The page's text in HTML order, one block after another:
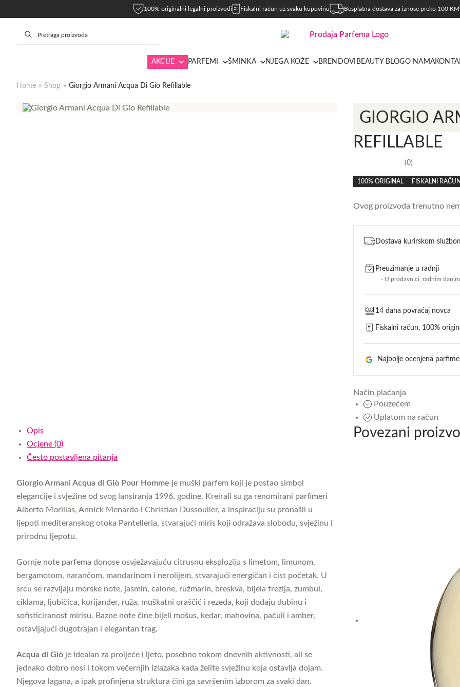
100% originalni legalni proizvodi Fiskalni račun uz svaku kupovinu Besplatna dostava za iznose preko 100 KM
AKCIJE PARFEMI ŠMINKA NJEGA KOŽE BRENDOVI BEAUTY BLOGO NAMA
Home » Shop » Giorgio Armani Acqua Di Gio Refillable
GIORGIO
REFILLABLE
rating
0
100% ORIGINAL FISKALNI
Ovog proizvoda trenutno
Dostava kurirskom
Preuzimanje u radnji
- U prodavnici, radnim
14 dana povraćaj novca
Fiskalni račun, 100%
Najbolje ocenjena
rating
Način plaćanja
Pouzećem
Uplatom na račun
Opis
Ocjene (0)
Često postavljena pitanja
Giorgio Armani Acqua di Giò Pour Homme je muški parfem koji je postao simbol
elegancije i svježine od svog lansiranja 1996. godine. Kreirali su ga renomirani parfimeri
Alberto Morillas, Annick Menardo i Christian Dussoulier, a inspiraciju su pronašli u
ljepoti mediteranskog otoka Pantelleria, stvarajući miris koji odražava slobodu, svježinu i
prirodnu ljepotu.
Gornje note parfema donose osvježavajuću citrusnu eksploziju s limetom, limunom,
bergamotom, narančom, mandarinom i nerolijem, stvarajući energičan i čist početak. U
srcu se razvijaju morske note, jasmin, calone, ružmarin, breskva, bijela frezija, zumbul,
ciklama, ljubičica, korijander, ruža, muškatni oraščić i rezeda, koji dodaju dubinu i
sofisticiranost mirisu. Bazne note čine bijeli mošus, kedar, mahovina, pačuli i amber,
ostavljajući dugotrajan i elegantan trag.
Acqua di Giò je idealan za proljeće i ljeto, posebno tokom dnevnih aktivnosti, ali se
jednako dobro nosi i tokom večernjih izlazaka kada želite svježinu koja ostavlja dojam.
Njegova lagana, a ipak profinjena struktura čini ga savršenim izborom za svaki dan.
Povezani